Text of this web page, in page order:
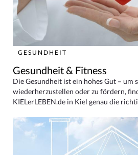
GESUNDHEIT
Gesundheit & Fitness
Die Gesundheit ist ein hohes Gut – um
wiederherzustellen oder zu fördern,
KIELerLEBEN.de in Kiel genau die